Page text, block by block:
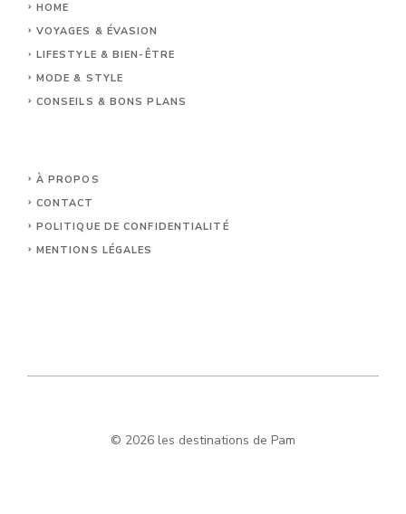
HOME
VOYAGES & ÉVASION
LIFESTYLE & BIEN-ÊTRE
MODE & STYLE
CONSEILS & BONS PLANS
À PROPOS
CONTACT
POLITIQUE DE CONFIDENTIALITÉ
MENTIONS LÉGALES
© 2026 les destinations de Pam